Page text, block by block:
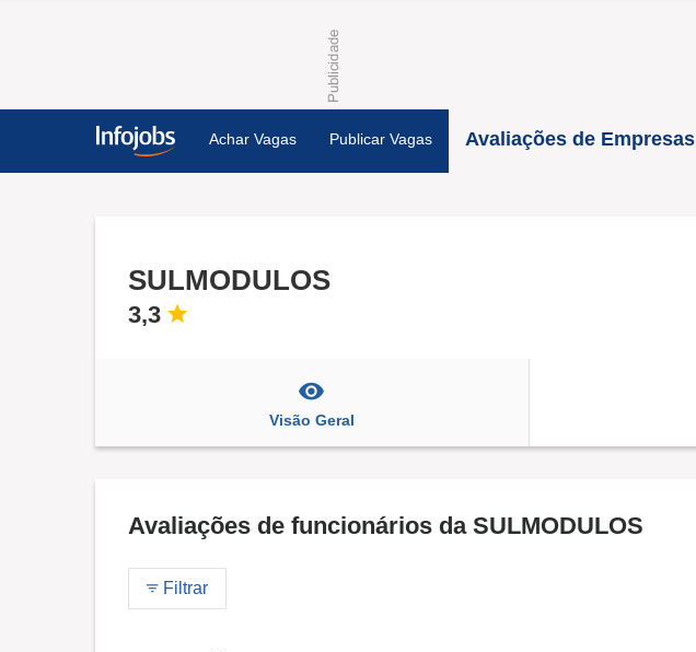
Achar Vagas Publicar Vagas Avaliações de Empresas
SULMODULOS
3,3
Visão Geral
Avaliações de funcionários da SULMODULOS
Filtrar